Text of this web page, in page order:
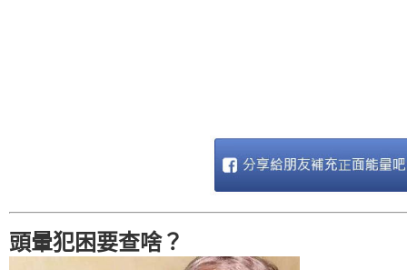
頭暈犯困要查啥？